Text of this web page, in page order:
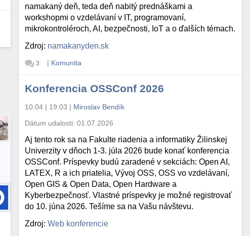
namakaný deň, teda deň nabitý prednáškami a
workshopmi o vzdelávaní v IT, programovaní,
mikrokontroléroch, AI, bezpečnosti, IoT a o ďalších témach.
Zdroj: namakanyden.sk
3 | Komunita
Konferencia OSSConf 2026
10.04 | 19:03 | Miroslav Bendík
Dátum udalosti:01.07.2026
Aj tento rok sa na Fakulte riadenia a informatiky Žilinskej
Univerzity v dňoch 1-3. júla 2026 bude konať konferencia
OSSConf. Príspevky budú zaradené v sekciách: Open AI,
LATEX, R a ich priatelia, Vývoj OSS, OSS vo vzdelávaní,
Open GIS & Open Data, Open Hardware a
Kyberbezpečnosť. Vlastné príspevky je možné registrovať
do 10. júna 2026. Tešíme sa na Vašu návštevu.
Zdroj:Web konferencie